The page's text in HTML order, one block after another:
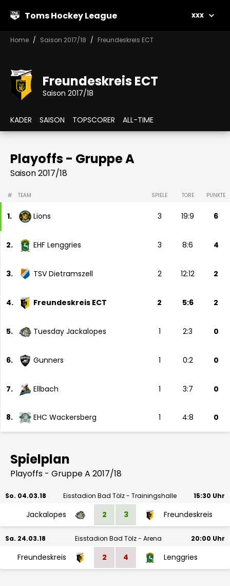
Toms Hockey League xxx
Home Saison 2017/18 Freundeskreis ECT
Freundeskreis ECT
Saison 2017/18
KADER SAISON TOPSCORER ALL-TIME
Playoffs - Gruppe A
Saison 2017/18
# TEAM SPIELE TORE PUNKTE
1. Lions 3 19:9 6
2. EHF Lenggries 3 8:6 4
3. TSV Dietramszell 2 12:12 2
4. Freundeskreis ECT 2 5:6 2
5. Tuesday Jackalopes 1 2:3 0
6. Gunners 1 0:2 0
7. Ellbach 1 3:7 0
8. EHC Wackersberg 1 4:8 0
Spielplan
Playoffs - Gruppe A 2017/18
So. 04.03.18 Eisstadion Bad Tölz - Trainingshalle 15:30 Uhr
Jackalopes 2 3 Freundeskreis
Sa. 24.03.18 Eisstadion Bad Tölz - Arena 20:00 Uhr
Freundeskreis 2 4 Lenggries